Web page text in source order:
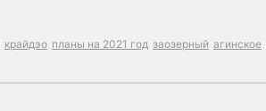
крайдэо планы на 2021 год заозерный агинское